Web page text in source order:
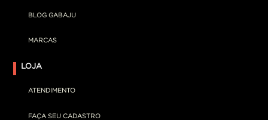
BLOG GABAJU
MARCAS
LOJA
ATENDIMENTO
FAÇA SEU CADASTRO